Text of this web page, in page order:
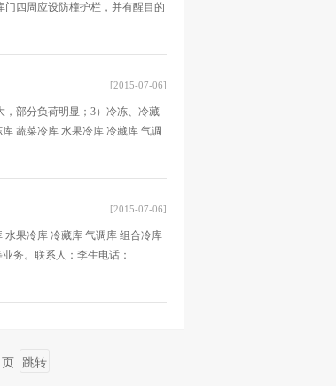
四周应设防橦护栏，并有醒目的
[2015-07-06]
，部分负荷明显；3）冷冻、冷藏
蔬菜冷库 水果冷库 冷藏库 气调
[2015-07-06]
果冷库 冷藏库 气调库 组合冷库
务。联系人：李生电话：
页